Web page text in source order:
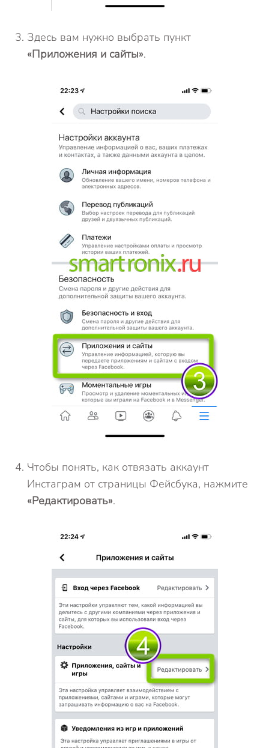
Здесь вам нужно выбрать пункт
«Приложения и сайты».
Чтобы понять, как отвязать аккаунт
Инстаграм от страницы Фейсбука, нажмите
«Редактировать».